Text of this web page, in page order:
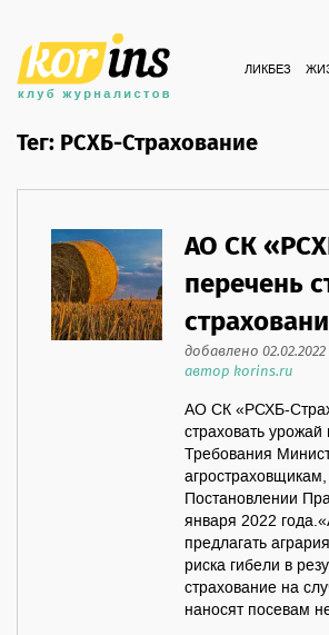
ЛИКБЕЗ
Тег: РСХБ-Страхование
АО СК
перечень
добавлено 02.02.2022
автор korins.ru
АО СК «РСХБ-
страховать
Требования
Постановлении
января 2022
предлагать
риска гибели в
страхование на
наносят посевам